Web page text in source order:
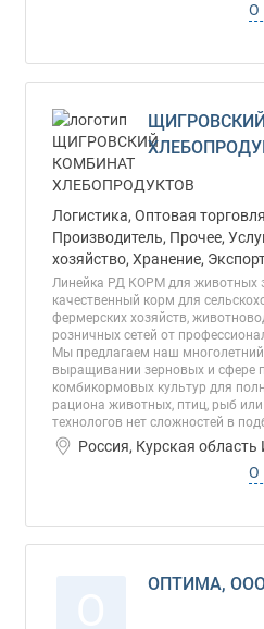
О
Логистика, Оптовая
Производитель, Прочее,
хозяйство, Хранение,
Линейка РД КОРМ для животных
качественный корм для
фермерских хозяйств,
розничных сетей от
Мы предлагаем наш многолетний
выращивании зерновых и сфере
комбикормовых культур для
рациона животных, птиц, рыб
технологов нет сложностей в
Россия, Курская
О
ОПТИМА,